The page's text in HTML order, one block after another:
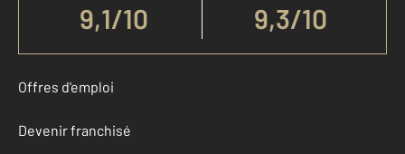
9,1/10 9,3/10
Offres d'emploi
Devenir franchisé